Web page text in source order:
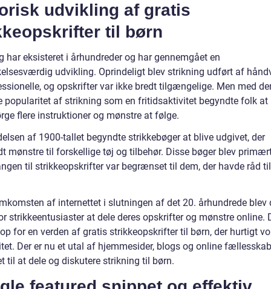
udvikling af gratis
til børn
har eksisteret i århundreder og har gennemgået en
udvikling. Oprindeligt blev strikning udført af
og opskrifter var ikke bredt tilgængelige. Men med
popularitet af strikning som en fritidsaktivitet begyndte folk at
flere instruktioner og mønstre at følge.
af 1900-tallet begyndte strikkebøger at blive udgivet, der
mønstre til forskellige tøj og tilbehør. Disse bøger blev
til strikkeopskrifter var begrænset til dem, der havde råd
af internettet i slutningen af det 20. århundrede blev
strikkeentusiaster at dele deres opskrifter og mønstre online.
for en verden af gratis strikkeopskrifter til børn, der hurtigt
Der er nu et utal af hjemmesider, blogs og online
til at dele og diskutere strikning til børn.